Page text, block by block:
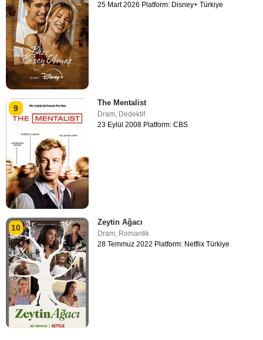
25 Mart 2026 Platform: Disney+ Türkiye
9
The Mentalist
Dram Dedektif
23 Eylül 2008 Platform: CBS
10
Zeytin Ağacı
Dram, Romantik
28 Temmuz 2022 Platform: Netflix Türkiye